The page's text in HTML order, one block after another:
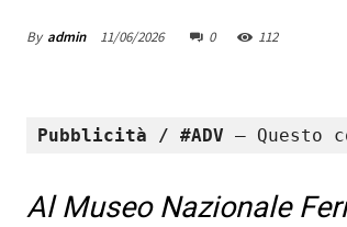
By admin 11/06/2026 0 112
Pubblicità / #ADV – Questo
Al Museo Nazionale